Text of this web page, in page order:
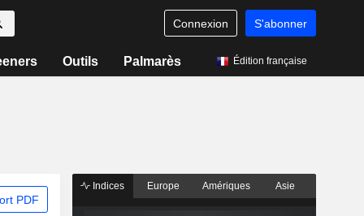
Connexion S'abonner
Outils Palmarès Édition française
PDF
Indices Europe Amériques Asie